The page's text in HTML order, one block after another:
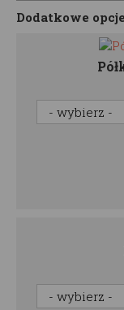
Dodatkowe opcje